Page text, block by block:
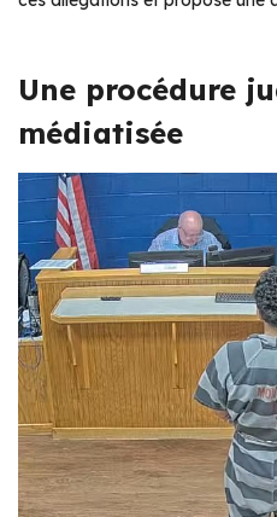
Une procédure
médiatisée